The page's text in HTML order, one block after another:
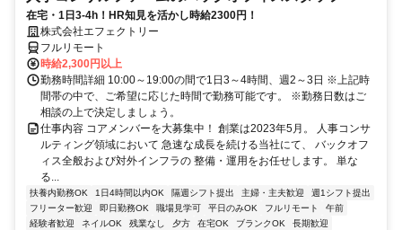
在宅・1日3-4h！HR知見を活かし時給2300円！
株式会社エフェクトリー
フルリモート
時給2,300円以上
勤務時間詳細 10:00～19:00の間で1日3～4時間、週2～3日 ※上記時
間帯の中で、ご希望に応じた時間で勤務可能です。 ※勤務日数はご
相談の上で決定しましょう。
仕事内容 コアメンバーを大募集中！ 創業は2023年5月。 人事コンサ
ルティング領域において 急速な成長を続ける当社にて、 バックオフ
ィス全般および対外インフラの 整備・運用をお任せします。 単な
る...
扶養内勤務OK 1日4時間以内OK 隔週シフト提出 主婦・主夫歓迎
週1シフト提出
フリーター歓迎
即日勤務OK 職場見学可 平日のみOK フルリモート
午前
経験者歓迎
ネイルOK 残業なし 夕方 在宅OK ブランクOK
長期歓迎